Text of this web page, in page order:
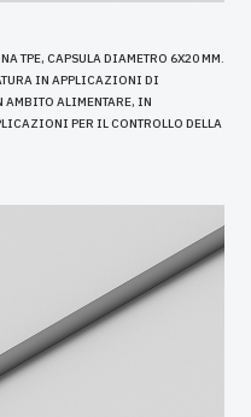
TPE, CAPSULA DIAMETRO 6X20 MM.
IN APPLICAZIONI DI
ALIMENTARE, IN
PER IL CONTROLLO DELLA